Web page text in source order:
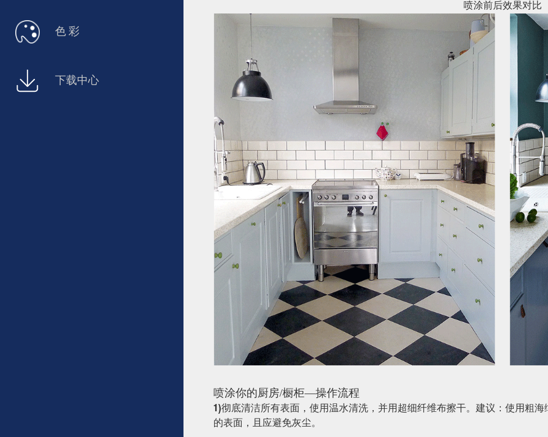
色 彩
下载中心
喷涂前后效果对比
喷涂你的厨房/橱柜—操作流程
1)彻底清洁所有表面，使用温水清洗，并用超细纤维布擦干。建议：使用粗
的表面，且应避免灰尘。